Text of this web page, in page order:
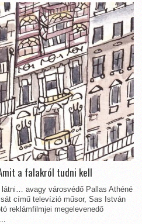
a falakról tudni kell
avagy városvédő Pallas Athéné
című televízió műsor, Sas István
reklámfilmjei megelevenedő